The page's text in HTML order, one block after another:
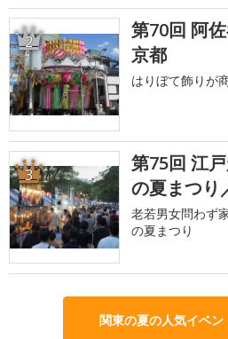
2
第70回 阿
京都
はりぼて飾りが
3
第75回 江
の夏まつり
老若男女問わず
の夏まつり
関東の夏の人気イベン